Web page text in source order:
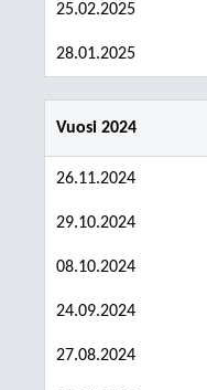
25.02.2025
28.01.2025
Vuosi 2024
26.11.2024
29.10.2024
08.10.2024
24.09.2024
27.08.2024